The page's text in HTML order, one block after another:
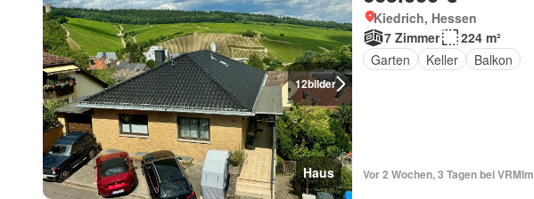
12bilder
Haus
Kiedrich, Hessen
7 Zimmer
224 m²
Garten
Keller Balkon
Vor 2 Wochen, 3 Tagen bei